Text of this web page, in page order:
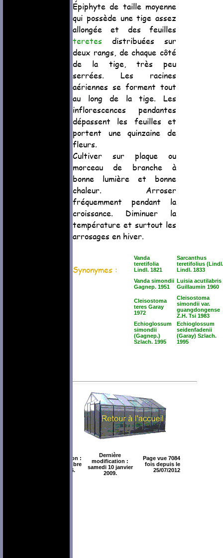
Épiphyte de taille moyenne
qui possède une tige assez
allongée et des feuilles
teretes distribuées sur
deux rangs, de chaque côté
de la tige, très peu
serrées. Les racines
aériennes se forment tout
au long de la tige. Les
inflorescences pendantes
dépassent les feuilles et
portent une quinzaine de
fleurs.
Cultiver sur plaque ou
morceau de branche à
bonne lumière et bonne
chaleur. Arroser
fréquemment pendant la
croissance. Diminuer la
température et surtout les
arrosages en hiver.
Synonymes :
Vanda
teretifolia
Lindl. 1821
Sarcanthus
teretifolius
Lindl. 1833
Vanda simondii
Gagnep. 1951
Luisia acutilabris
Guillaumin 1960
Cleisostoma
teres Garay
1972
Cleisostoma
simondii var.
guangdongense
Z.H. Tsi 1983
Echioglossum
simondii
(Gagnep.)
Szlach. 1995
Echioglossum
seidenfadenii
(Garay) Szlach.
1995
Création :
novembre
2006.
Dernière
modification :
samedi 10 janvier
2009.
Page vue 7084
fois depuis le
25/07/2012